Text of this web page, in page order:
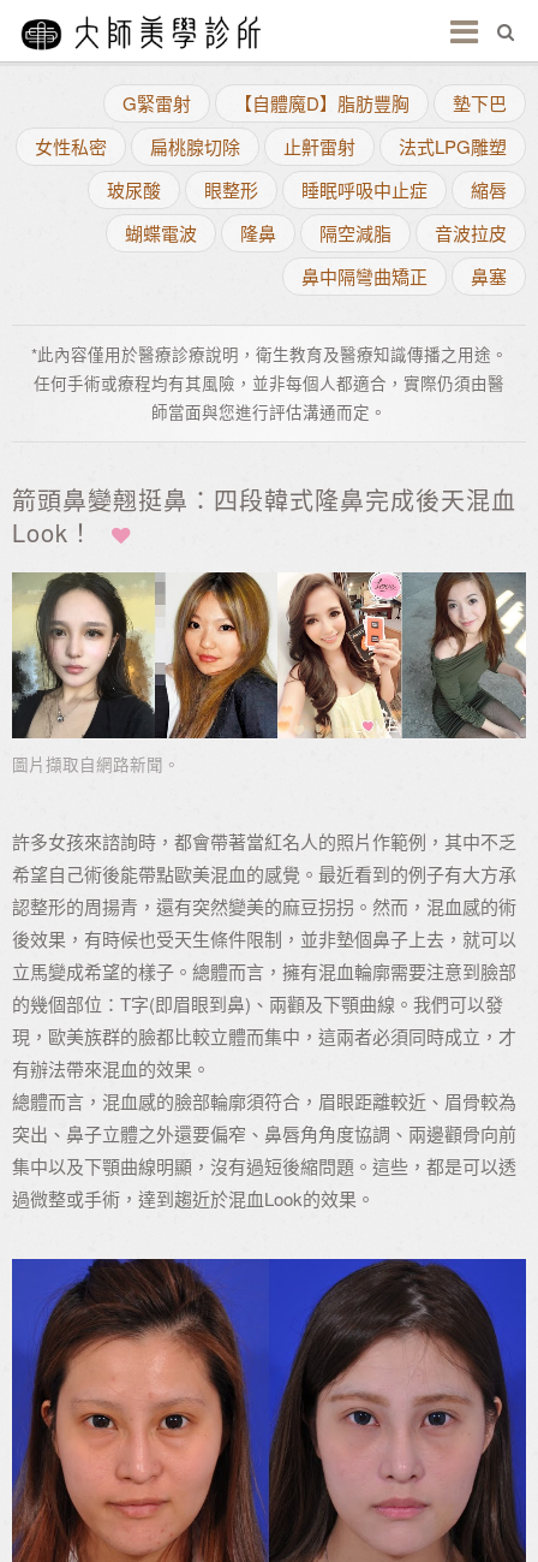
G緊雷射 【自體魔D】脂肪豐胸
墊下巴
女性私密
扁桃腺切除 止鼾雷射
法式LPG雕塑
玻尿酸
眼整形 睡眠呼吸中止症
縮唇
蝴蝶電波
隆鼻 隔空減脂
音波拉皮
鼻中隔彎曲矯正
鼻塞
*此內容僅用於醫療診療說明，衛生教育及醫療知識傳播之用途。
任何手術或療程均有其風險，並非每個人都適合，實際仍須由醫
師當面與您進行評估溝通而定。
箭頭鼻變翹挺鼻：四段韓式隆鼻完成後天混血
Look！
圖片擷取自網路新聞。
許多女孩來諮詢時，都會帶著當紅名人的照片作範例，其中不乏
希望自己術後能帶點歐美混血的感覺。最近看到的例子有大方承
認整形的周揚青，還有突然變美的麻豆拐拐。然而，混血感的術
後效果，有時候也受天生條件限制，並非墊個鼻子上去，就可以
立馬變成希望的樣子。總體而言，擁有混血輪廓需要注意到臉部
的幾個部位：T字(即眉眼到鼻)、兩顴及下顎曲線。我們可以發
現，歐美族群的臉都比較立體而集中，這兩者必須同時成立，才
有辦法帶來混血的效果。
總體而言，混血感的臉部輪廓須符合，眉眼距離較近、眉骨較為
突出、鼻子立體之外還要偏窄、鼻唇角角度協調、兩邊顴骨向前
集中以及下顎曲線明顯，沒有過短後縮問題。這些，都是可以透
過微整或手術，達到趨近於混血Look的效果。